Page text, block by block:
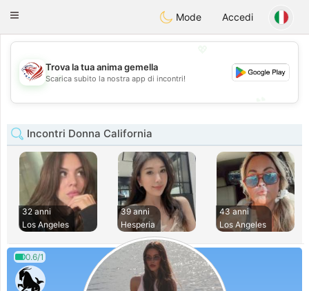
StatesDating
Toggle
Mode Accedi
💖
💕
Trova la tua anima gemella
Scarica subito la nostra app di incontri!
Incontri Donna California
32 anni
Los Angeles
39 anni
Hesperia
43 anni
Los Angeles
0.6/1